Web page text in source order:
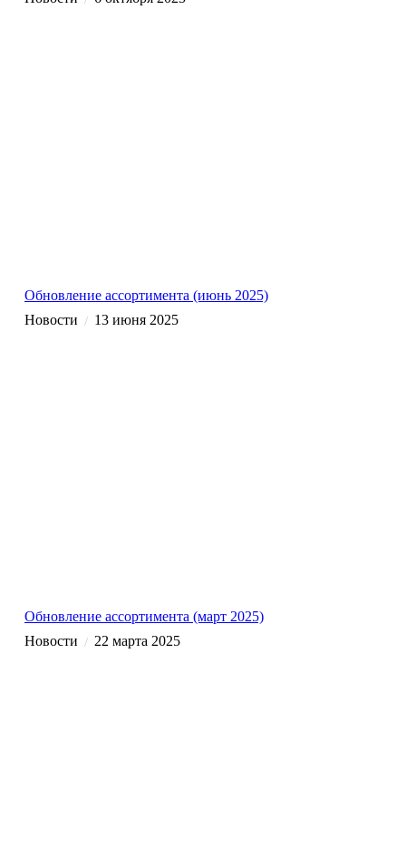
Обновление ассортимента (июнь 2025)
Новости / 13 июня 2025
Обновление ассортимента (март 2025)
Новости / 22 марта 2025